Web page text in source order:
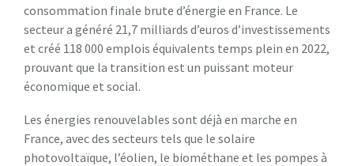
consommation finale brute d’énergie en France. Le
secteur a généré 21,7 milliards d’euros d’investissements
et créé 118 000 emplois équivalents temps plein en 2022,
prouvant que la transition est un puissant moteur
économique et social.
Les énergies renouvelables sont déjà en marche en
France, avec des secteurs tels que le solaire
photovoltaïque, l’éolien, le biométhane et les pompes à